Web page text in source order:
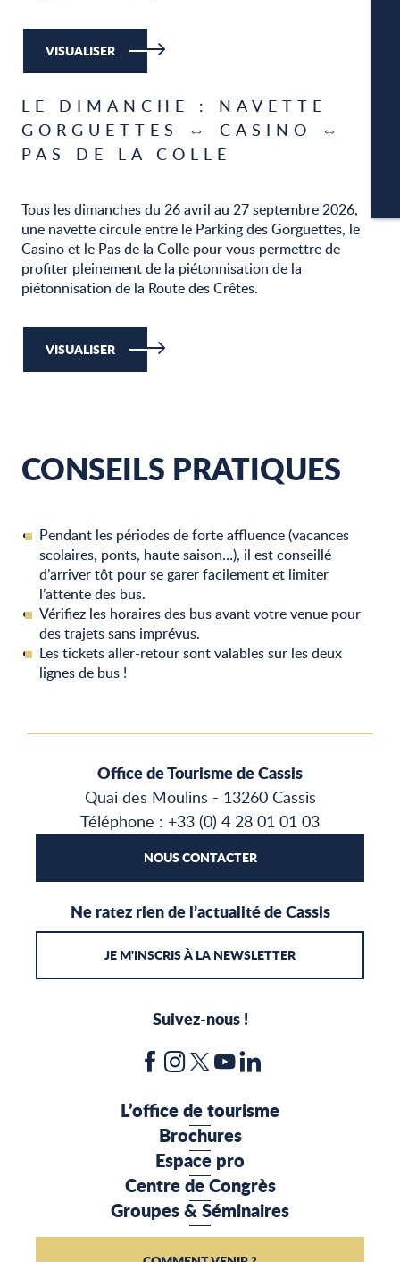
VISUALISER
LE DIMANCHE : NAVETTE
GORGUETTES ⇔ CASINO ⇔
PAS DE LA COLLE
Tous les dimanches du 26 avril au 27 septembre 2026,
une navette circule entre le Parking des Gorguettes, le
Casino et le Pas de la Colle pour vous permettre de
profiter pleinement de la piétonnisation de la
piétonnisation de la Route des Crêtes.
VISUALISER
CONSEILS PRATIQUES
Pendant les périodes de forte affluence (vacances
scolaires, ponts, haute saison…), il est conseillé
d’arriver tôt pour se garer facilement et limiter
l’attente des bus.
Vérifiez les horaires des bus avant votre venue pour
des trajets sans imprévus.
Les tickets aller-retour sont valables sur les deux
lignes de bus !
Office de Tourisme de Cassis
Quai des Moulins - 13260 Cassis
Téléphone : +33 (0) 4 28 01 01 03
NOUS CONTACTER
Ne ratez rien de l’actualité de Cassis
JE M'INSCRIS À LA NEWSLETTER
Suivez-nous !
L’office de tourisme
Brochures
Espace pro
Centre de Congrès
Groupes & Séminaires